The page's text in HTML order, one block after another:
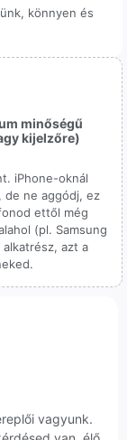
könnyen és
minőségű
kijelzőre)
iPhone-oknál
de ne aggódj, ez
ettől még
(pl. Samsung
azt a
vagyunk.